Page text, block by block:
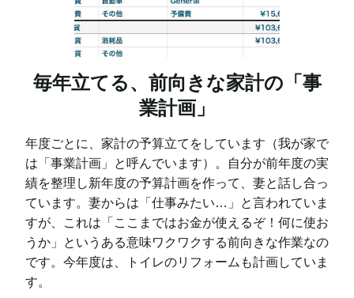
毎年立てる、前向きな家計の「事
業計画」
年度ごとに、家計の予算立てをしています（我が家で
は「事業計画」と呼んでいます）。自分が前年度の実
績を整理し新年度の予算計画を作って、妻と話し合っ
ています。妻からは「仕事みたい…」と言われていま
すが、これは「ここまではお金が使えるぞ！何に使お
うか」というある意味ワクワクする前向きな作業なの
です。今年度は、トイレのリフォームも計画していま
す。